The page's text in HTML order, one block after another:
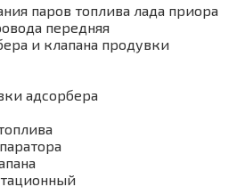
паров топлива лада приора
передняя
и клапана продувки
адсорбера